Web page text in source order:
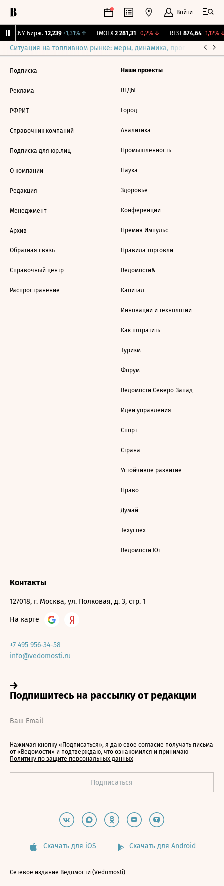
Войти
CNY Бирж. 12,239 +1,31%↑ IMOEX 2 281,31 -0,2%↓ RTSI 874,64 -1,12%↓
Ситуация на топливном рынке: меры, динамика, прогнозы
Подписка
Реклама
РФРИТ
Справочник компаний
Подписка для юр.лиц
О компании
Редакция
Менеджмент
Архив
Обратная связь
Справочный центр
Распространение
Наши проекты
ВЕДЫ
Город
Аналитика
Промышленность
Наука
Здоровье
Конференции
Премия Импульс
Правила торговли
Ведомости&
Капитал
Инновации и технологии
Как потратить
Туризм
Форум
Ведомости Северо-Запад
Идеи управления
Спорт
Страна
Устойчивое развитие
Право
Думай
Техуспех
Ведомости Юг
Контакты
127018, г. Москва, ул. Полковая, д. 3, стр. 1
На карте
+7 495 956-34-58
info@vedomosti.ru
Нажимая кнопку «Подписаться», я даю свое согласие получать письма
от «Ведомости» и подтверждаю, что ознакомился и принимаю
Политику по защите персональных данных
Скачать для iOS Скачать для Android
Сетевое издание Ведомости (Vedomosti)